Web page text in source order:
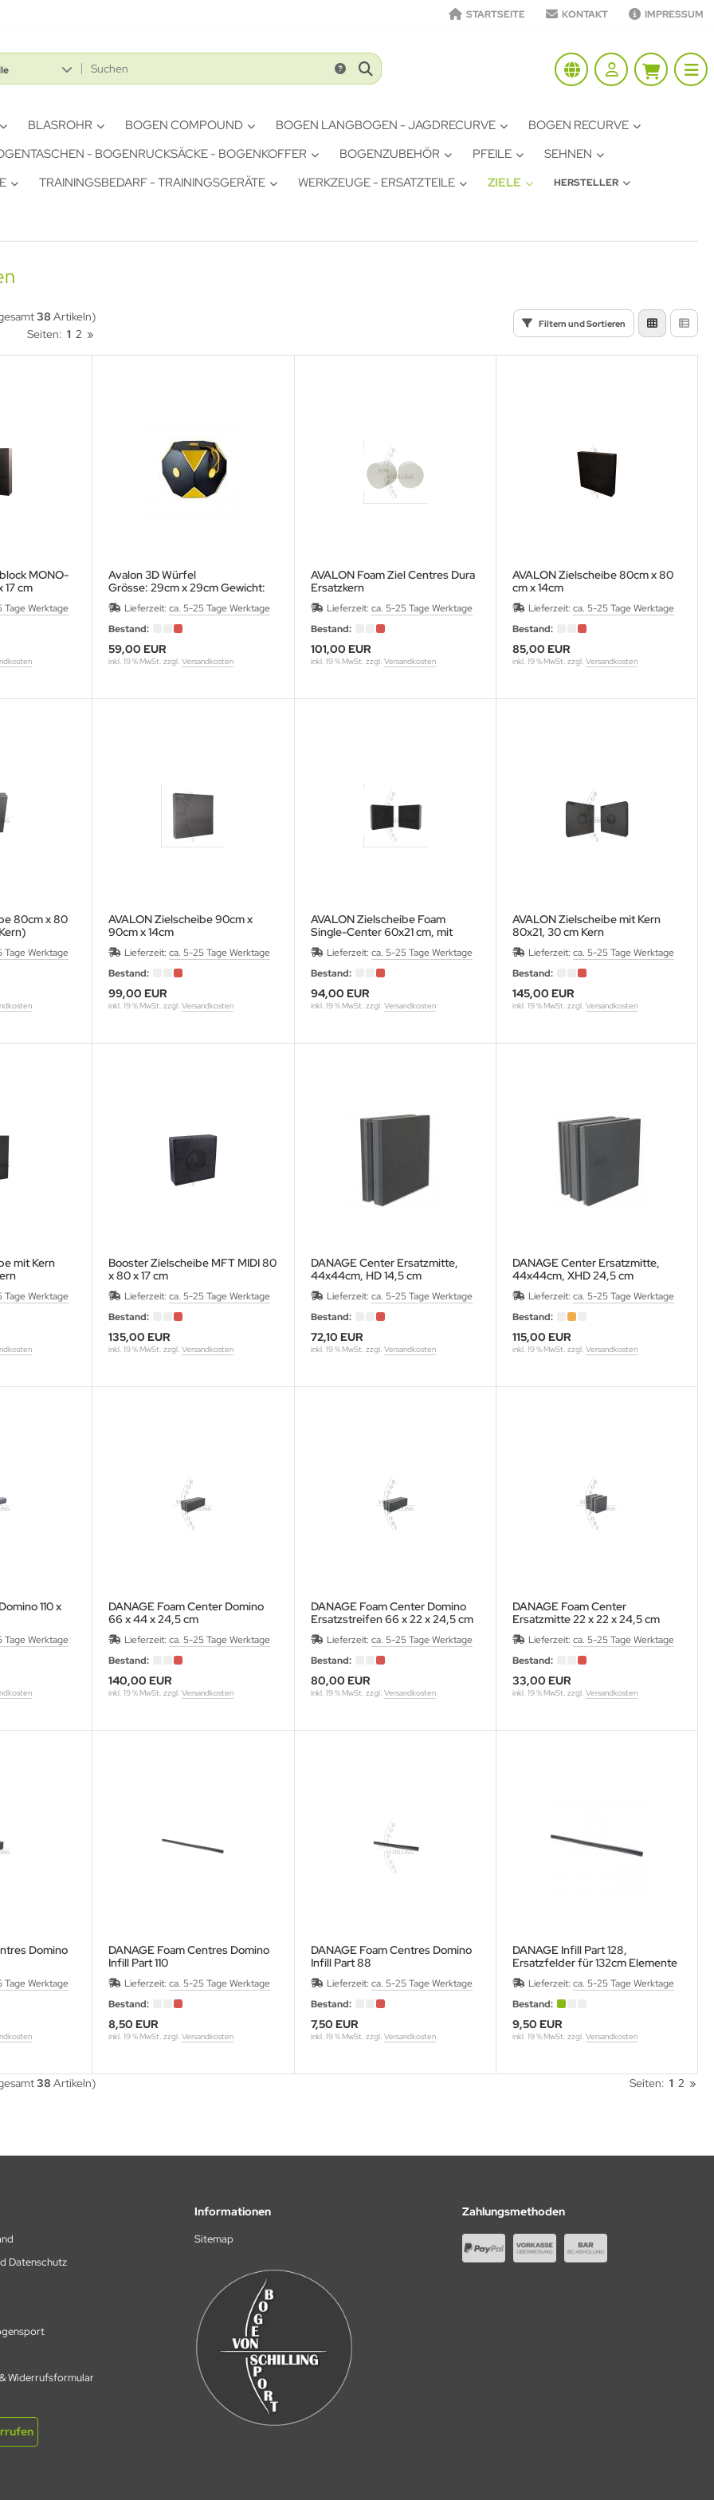
STARTSEITE KONTAKT IMPRESSUM
BLASROHR BOGEN COMPOUND BOGEN LANGBOGEN - JAGDRECURVE
BOGEN RECURVE
- BOGENRUCKSÄCKE - BOGENKOFFER BOGENZUBEHÖR PFEILE
SEHNEN
TRAININGSBEDARF - TRAININGSGERÄTE WERKZEUGE - ERSATZTEILE ZIELE HERSTELLER
Filtern und Sortieren
38 Artikeln)
Seiten: 1 2 »
MONO-
17 cm
Tage Werktage
Avalon 3D Würfel
Grösse: 29cm x 29cm Gewicht:
1,3 KG
Lieferzeit:ca. 5-25 Tage Werktage
Bestand:
59,00 EUR
inkl. 19 % MwSt. zzgl.Versandkosten
AVALON Foam Ziel Centres Dura
Ersatzkern
Lieferzeit: ca. 5-25 Tage Werktage
Bestand:
101,00 EUR
inkl. 19 % MwSt. zzgl. Versandkosten
AVALON Zielscheibe 80cm x 80
cm x 14cm
Lieferzeit: ca. 5-25 Tage Werktage
Bestand:
85,00 EUR
inkl. 19 % MwSt. zzgl. Versandkosten
80cm x 80
Tage Werktage
AVALON Zielscheibe 90cm x
90cm x 14cm
Lieferzeit:ca. 5-25 Tage Werktage
Bestand:
99,00 EUR
inkl. 19 % MwSt. zzgl.Versandkosten
AVALON Zielscheibe Foam
Single-Center 60x21 cm, mit
Runderkern 30 cm
Lieferzeit: ca. 5-25 Tage Werktage
Bestand:
94,00 EUR
inkl. 19 % MwSt. zzgl. Versandkosten
AVALON Zielscheibe mit Kern
80x21, 30 cm Kern
Lieferzeit: ca. 5-25 Tage Werktage
Bestand:
145,00 EUR
inkl. 19 % MwSt. zzgl. Versandkosten
mit Kern
Tage Werktage
Booster Zielscheibe MFT MIDI 80
x 80 x 17 cm
Lieferzeit:ca. 5-25 Tage Werktage
Bestand:
135,00 EUR
inkl. 19 % MwSt. zzgl.Versandkosten
DANAGE Center Ersatzmitte,
44x44cm, HD 14,5 cm
Lieferzeit: ca. 5-25 Tage Werktage
Bestand:
72,10 EUR
inkl. 19 % MwSt. zzgl. Versandkosten
DANAGE Center Ersatzmitte,
44x44cm, XHD 24,5 cm
Lieferzeit: ca. 5-25 Tage Werktage
Bestand:
115,00 EUR
inkl. 19 % MwSt. zzgl. Versandkosten
110 x
Tage Werktage
DANAGE Foam Center Domino
66 x 44 x 24,5 cm
Lieferzeit:ca. 5-25 Tage Werktage
Bestand:
140,00 EUR
inkl. 19 % MwSt. zzgl.Versandkosten
DANAGE Foam Center Domino
Ersatzstreifen 66 x 22 x 24,5 cm
Lieferzeit: ca. 5-25 Tage Werktage
Bestand:
80,00 EUR
inkl. 19 % MwSt. zzgl. Versandkosten
DANAGE Foam Center
Ersatzmitte 22 x 22 x 24,5 cm
Lieferzeit: ca. 5-25 Tage Werktage
Bestand:
33,00 EUR
inkl. 19 % MwSt. zzgl. Versandkosten
Domino
Tage Werktage
DANAGE Foam Centres Domino
Infill Part 110
Lieferzeit:ca. 5-25 Tage Werktage
Bestand:
8,50 EUR
inkl. 19 % MwSt. zzgl.Versandkosten
DANAGE Foam Centres Domino
Infill Part 88
Lieferzeit: ca. 5-25 Tage Werktage
Bestand:
7,50 EUR
inkl. 19 % MwSt. zzgl. Versandkosten
DANAGE Infill Part 128,
Ersatzfelder für 132cm Elemente
Lieferzeit: ca. 5-25 Tage Werktage
Bestand:
9,50 EUR
inkl. 19 % MwSt. zzgl. Versandkosten
38 Artikeln) Seiten: 1 2 »
Datenschutz
Widerrufsformular
Informationen
Sitemap
Zahlungsmethoden